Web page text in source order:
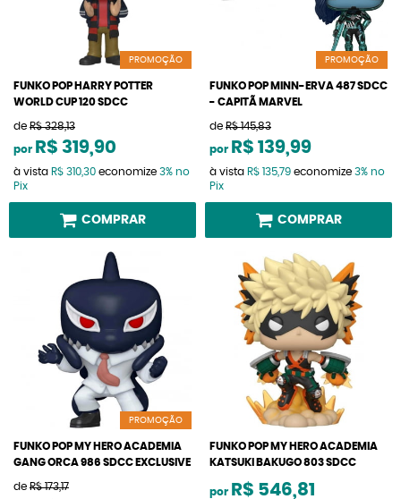
PROMOÇÃO
FUNKO POP HARRY POTTER
WORLD CUP 120 SDCC
de R$ 328,13
por R$ 319,90
à vista R$ 310,30 economize 3% no
Pix
COMPRAR
PROMOÇÃO
FUNKO POP MINN-ERVA 487 SDCC
- CAPITÃ MARVEL
de R$ 145,83
por R$ 139,99
à vista R$ 135,79 economize 3% no
Pix
COMPRAR
PROMOÇÃO
FUNKO POP MY HERO ACADEMIA
GANG ORCA 986 SDCC EXCLUSIVE
de R$ 173,17
FUNKO POP MY HERO ACADEMIA
KATSUKI BAKUGO 803 SDCC
por R$ 546,81